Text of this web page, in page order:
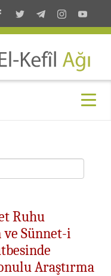
Ruhu
Sünnet-i
Araştırma